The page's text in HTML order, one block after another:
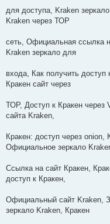
для доступа, Kraken
Kraken через ТОР
сеть, Официальная ссылка
Kraken зеркало для
входа, Как получить
Кракен сайт через
ТОР, Доступ к Кракен через
сайта Kraken,
Кракен: доступ через onion,
Официальное зеркало
Ссылка на сайт Кракен,
доступ к Кракен,
Официальный сайт Kraken,
зеркало Kraken, Кракен